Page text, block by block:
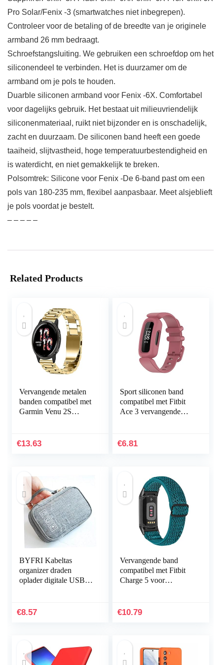
Pro Solar/Fenix ​​-3 (smartwatches niet inbegrepen).
Controleer voor de betaling of de breedte van je originele
armband 26 mm bedraagt.
Schroefstangsluiting. We gebruiken een schroefdop om het
siliconendeel te verbinden. Het is duurzamer om de
armband om je pols te houden.
Duarble siliconen armband voor Fenix ​​-6X. Comfortabel
voor dagelijks gebruik. Het bestaat uit milieuvriendelijk
siliconenmateriaal, ruikt niet bijzonder en is onschadelijk,
zacht en duurzaam. De siliconen band heeft een goede
taaiheid, slijtvastheid, hoge temperatuurbestendigheid en
is waterdicht, en niet gemakkelijk te breken.
Polsomtrek: Silicone voor Fenix ​​-De 6-band past om een
pols van 180-235 mm, flexibel aanpasbaar. Meet alsjeblieft
je pols voordat je bestelt.
– – – – –
Related Products
Vervangende metalen
banden compatibel met
Garmin Venu 2S
horlogeband bandjes
€13.63
Sport siliconen band
compatibel met Fitbit
Ace 3 vervangende
horlogearmband…
€6.81
BYFRI Kabeltas
organizer draden
oplader digitale USB
hoofdtelefoondoos
€8.57
Vervangende band
compatibel met Fitbit
Charge 5 voor
elastische elastische
€10.79